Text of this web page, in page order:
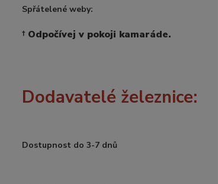
Spřátelené weby:
† Odpočívej v pokoji kamaráde.
Dodavatelé železnice:
Dostupnost do 3-7 dnů